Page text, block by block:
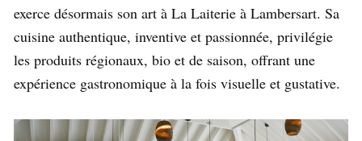
exerce désormais son art à La Laiterie à Lambersart. Sa
cuisine authentique, inventive et passionnée, privilégie
les produits régionaux, bio et de saison, offrant une
expérience gastronomique à la fois visuelle et gustative.